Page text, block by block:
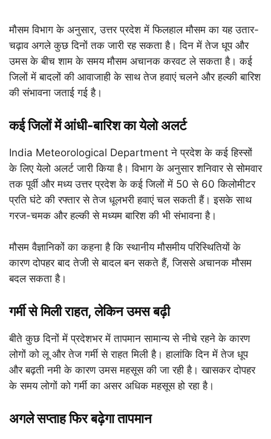
मौसम विभाग के अनुसार, उत्तर प्रदेश में फिलहाल मौसम का यह उतार-
चढ़ाव अगले कुछ दिनों तक जारी रह सकता है। दिन में तेज धूप और
उमस के बीच शाम के समय मौसम अचानक करवट ले सकता है। कई
जिलों में बादलों की आवाजाही के साथ तेज हवाएं चलने और हल्की बारिश
की संभावना जताई गई है।
कई जिलों में आंधी-बारिश का येलो अलर्ट
India Meteorological Department ने प्रदेश के कई हिस्सों
के लिए येलो अलर्ट जारी किया है। विभाग के अनुसार शनिवार से सोमवार
तक पूर्वी और मध्य उत्तर प्रदेश के कई जिलों में 50 से 60 किलोमीटर
प्रति घंटे की रफ्तार से तेज धूलभरी हवाएं चल सकती हैं। इसके साथ
गरज-चमक और हल्की से मध्यम बारिश की भी संभावना है।
मौसम वैज्ञानिकों का कहना है कि स्थानीय मौसमीय परिस्थितियों के
कारण दोपहर बाद तेजी से बादल बन सकते हैं, जिससे अचानक मौसम
बदल सकता है।
गर्मी से मिली राहत, लेकिन उमस बढ़ी
बीते कुछ दिनों में प्रदेशभर में तापमान सामान्य से नीचे रहने के कारण
लोगों को लू और तेज गर्मी से राहत मिली है। हालांकि दिन में तेज धूप
और बढ़ती नमी के कारण उमस महसूस की जा रही है। खासकर दोपहर
के समय लोगों को गर्मी का असर अधिक महसूस हो रहा है।
अगले सप्ताह फिर बढ़ेगा तापमान